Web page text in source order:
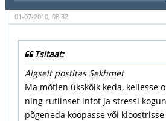
01-07-2010, 08:32
Tsitaat:
Algselt postitas Sekhmet
Ma mõtlen ükskõik keda, kellesse
ning rutiinset infot ja stressi
põgeneda koopasse või